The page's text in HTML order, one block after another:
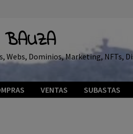
Webs, Dominios, Marketing, NFTs,
VENTAS SUBASTAS